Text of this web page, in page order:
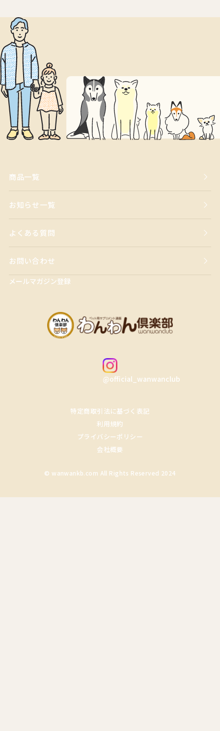
商品一覧
お知らせ一覧
よくある質問
お問い合わせ
メールマガジン登録
@official_wanwanclub
特定商取引法に基づく表記
利用規約
プライバシーポリシー
会社概要
© wanwankb.com All Rights Reserved 2024